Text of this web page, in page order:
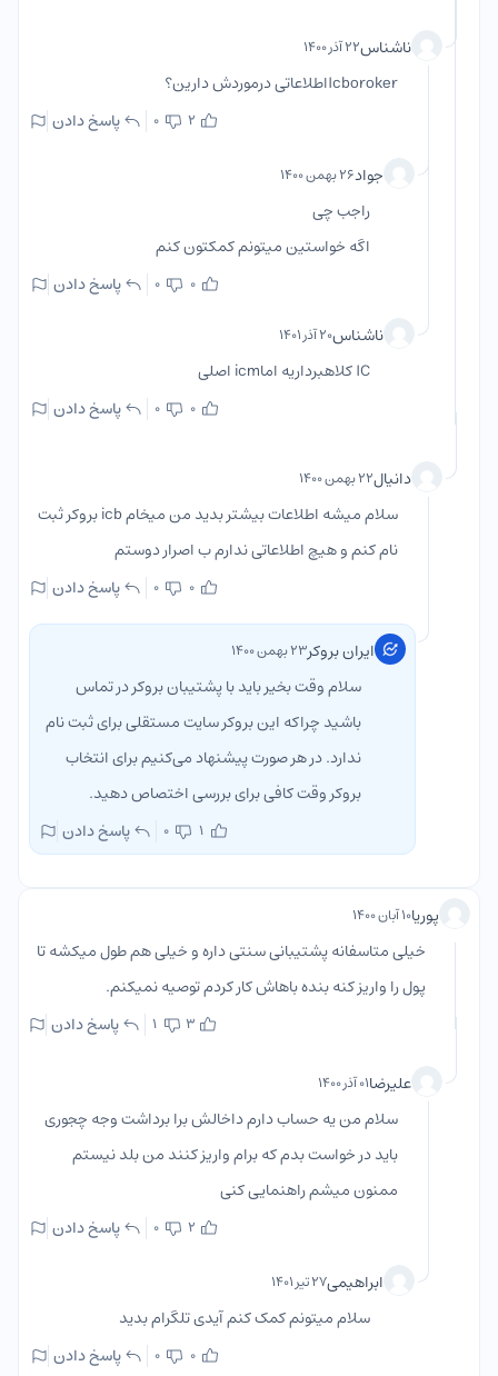
ناشناس۲۲ آذر ۱۴۰۰
Icborokerاطلاعاتی درموردش دارین؟
2
0 پاسخ دادن
جواد۲۶ بهمن ۱۴۰۰
راجب چی
اگه خواستین میتونم کمکتون کنم
0
0
پاسخ دادن
ناشناس۲۰ آذر ۱۴۰۱
IC کلاهبرداریه اماicm اصلی
0
0 پاسخ دادن
دانیال۲۲ بهمن ۱۴۰۰
سلام میشه اطلاعات بیشتر بدید من میخام icb بروکر ثبت
نام کنم و هیچ اطلاعاتی ندارم ب اصرار دوستم
0
0 پاسخ دادن
ایران بروکر۲۳ بهمن ۱۴۰۰
سلام وقت بخیر باید با پشتیبان بروکر در تماس
باشید چراکه این بروکر سایت مستقلی برای ثبت نام
ندارد. در هر صورت پیشنهاد می‌کنیم برای انتخاب
بروکر وقت کافی برای بررسی اختصاص دهید.
1
0 پاسخ دادن
پوریا۱۰ آبان ۱۴۰۰
خیلی متاسفانه پشتیبانی سنتی داره و خیلی هم طول میکشه تا
پول را واریز کنه بنده باهاش کار کردم توصیه نمیکنم.
3
1 پاسخ دادن
علیرضا۰۱ آذر ۱۴۰۰
سلام من یه حساب دارم داخالش برا برداشت وجه چجوری
باید در خواست بدم که برام واریز کنند من بلد نیستم
ممنون میشم راهنمایی کنی
2
0 پاسخ دادن
ابراهیمی۲۷ تیر ۱۴۰۱
سلام میتونم کمک کنم آیدی تلگرام بدید
0
0 پاسخ دادن